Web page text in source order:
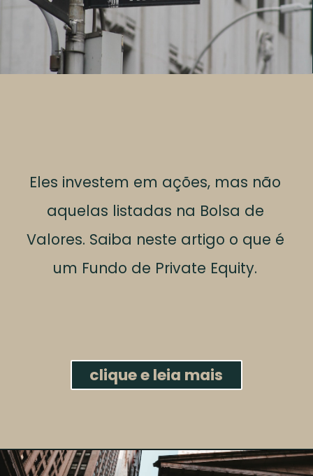
clique e leia mais
Eles investem em ações, mas não
aquelas listadas na Bolsa de
Valores. Saiba neste artigo o que é
um Fundo de Private Equity.